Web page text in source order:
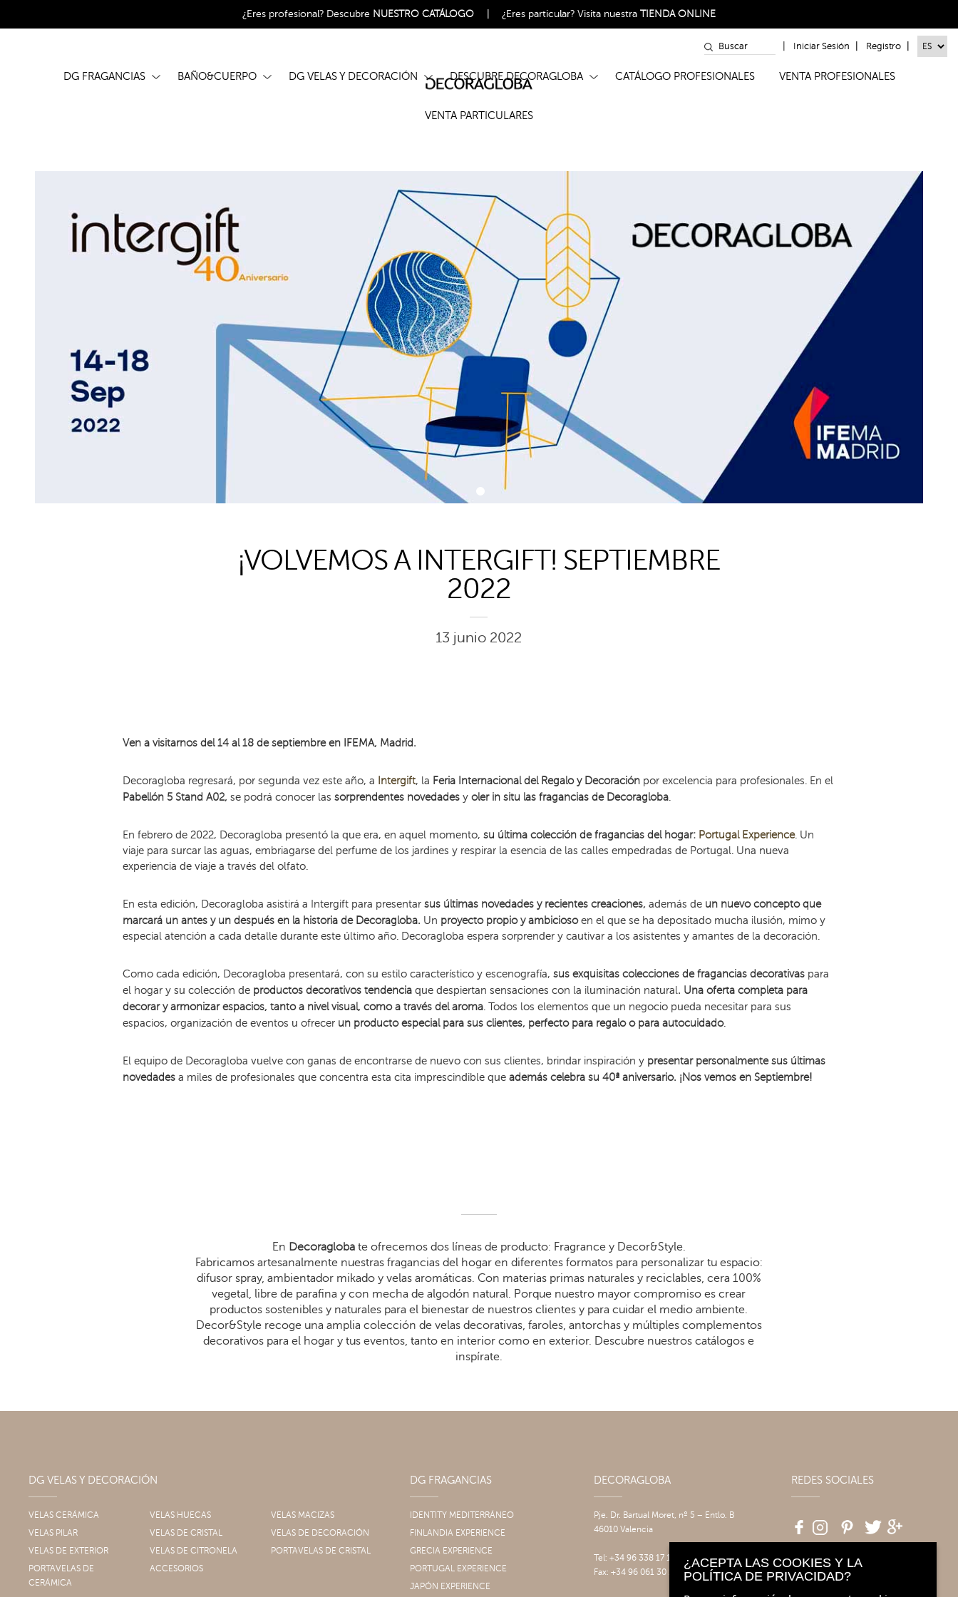
¿Eres profesional? Descubre NUESTRO CATÁLOGO ¿Eres particular?Visita nuestraTIENDA ONLINE
Iniciar Sesión Registro
DG FRAGANCIAS BAÑO&CUERPO DG VELAS Y DECORACIÓN DESCUBRE DECORAGLOBA CATÁLOGO PROFESIONALES VENTA PROFESIONALES
VENTA PARTICULARES
¡VOLVEMOS A INTERGIFT! SEPTIEMBRE
2022
13 junio 2022
Ven a visitarnos del 14 al 18 de septiembre en IFEMA, Madrid.
Decoragloba regresará, por segunda vez este año, a Intergift, la Feria Internacional del Regalo y Decoraciónpor excelencia para profesionales. En el
Pabellón 5 Stand A02, se podrá conocer las sorprendentes novedadesy oler in situ las fragancias de Decoragloba.
En febrero de 2022, Decoragloba presentó la que era, en aquel momento, su última colección de fragancias del hogar: Portugal Experience. Un
viaje para surcar las aguas, embriagarse del perfume de los jardines y respirar la esencia de las calles empedradas de Portugal. Una nueva
experiencia de viaje a través del olfato.
En esta edición, Decoragloba asistirá a Intergift para presentar sus últimas novedades y recientes creaciones, además de un nuevo concepto que
marcará un antes y un después en la historia de Decoragloba. Un proyecto propio y ambiciosoen el que se ha depositado mucha ilusión, mimo y
especial atención a cada detalle durante este último año. Decoragloba espera sorprender y cautivar a los asistentes y amantes de la decoración.
Como cada edición, Decoragloba presentará, con su estilo característico y escenografía, sus exquisitas colecciones de fragancias decorativaspara
el hogar y su colección de productos decorativos tendenciaque despiertan sensaciones con la iluminación natural. Una oferta completa para
decorar y armonizar espacios, tanto a nivel visual, como a través del aroma. Todos los elementos que un negocio pueda necesitar para sus
espacios, organización de eventos u ofrecer un producto especial para sus clientes, perfecto para regalo o para autocuidado.
El equipo de Decoragloba vuelve con ganas de encontrarse de nuevo con sus clientes, brindar inspiración y presentar personalmente sus últimas
novedadesa miles de profesionales que concentra esta cita imprescindible que además celebra su 40ª aniversario. ¡Nos vemos en Septiembre!
En Decoraglobate ofrecemos dos líneas de producto: Fragrance y Decor&Style.
Fabricamos artesanalmente nuestras fragancias del hogar en diferentes formatos para personalizar tu espacio:
difusor spray, ambientador mikado y velas aromáticas. Con materias primas naturales y reciclables, cera 100%
vegetal, libre de parafina y con mecha de algodón natural. Porque nuestro mayor compromiso es crear
productos sostenibles y naturales para el bienestar de nuestros clientes y para cuidar el medio ambiente.
Decor&Style recoge una amplia colección de velas decorativas, faroles, antorchas y múltiples complementos
decorativos para el hogar y tus eventos, tanto en interior como en exterior. Descubre nuestros catálogos e
inspírate.
DG VELAS Y DECORACIÓN
VELAS CERÁMICA VELAS HUECAS
VELAS MACIZAS
VELAS PILAR
VELAS DE CRISTAL
VELAS DE DECORACIÓN
VELAS DE EXTERIOR
VELAS DE CITRONELA
PORTAVELAS DE CRISTAL
PORTAVELAS DE
CERÁMICA
ACCESORIOS
DG FRAGANCIAS
IDENTITY MEDITERRÁNEO
FINLANDIA EXPERIENCE
GRECIA EXPERIENCE
PORTUGAL EXPERIENCE
JAPÓN EXPERIENCE
DECORAGLOBA
Pje. Dr. Bartual Moret, nº 5 – Entlo. B
46010 Valencia
Tel: +34 96 338 17 17
Fax: +34 96 061 30 14
REDES SOCIALES
¿ACEPTA LAS COOKIES Y LA
POLÍTICA DE PRIVACIDAD?